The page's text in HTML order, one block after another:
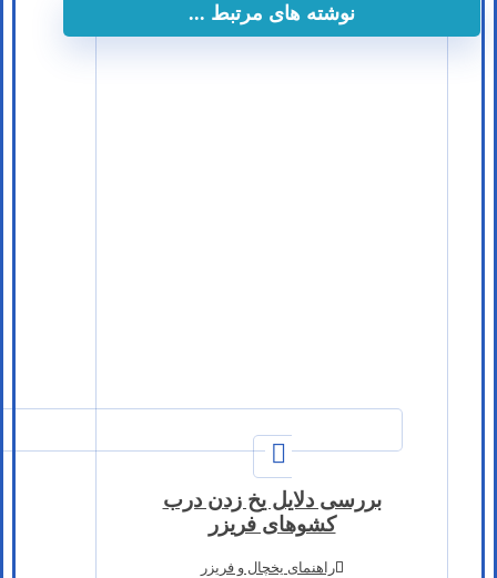
نوشته های مرتبط ...
بررسی دلایل یخ زدن درب
کشوهای فریزر
راهنمای یخچال و فریزر